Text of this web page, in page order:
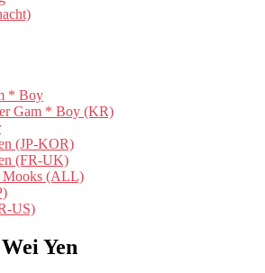
* Boy
Gam * Boy (KR)
(JP-KOR)
(FR-UK)
Mooks (ALL)
US)
Wei Yen